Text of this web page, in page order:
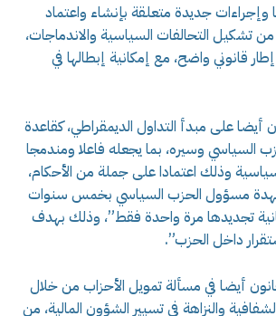
جديدة متعلقة بإنشاء واعتماد
من تشكيل التحالفات السياسية والاندماجات،
قانوني واضح، مع إمكانية إبطالها في
على مبدأ التداول الديمقراطي، كقاعدة
السياسي وسيره، بما يجعله فاعلا ومندمجا
وذلك اعتمادا على جملة من الأحكام،
مسؤول الحزب السياسي بخمس سنوات
تجديدها مرة واحدة فقط”، وذلك بهدف
داخل الحزب”.
أيضا في مسألة تمويل الأحزاب من خلال
والنزاهة في تسيير الشؤون المالية، من